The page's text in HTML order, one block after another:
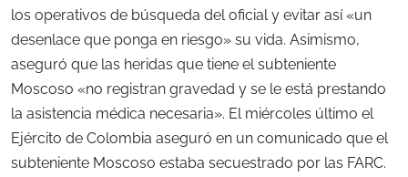
los operativos de búsqueda del oficial y evitar así «un
desenlace que ponga en riesgo» su vida. Asimismo,
aseguró que las heridas que tiene el subteniente
Moscoso «no registran gravedad y se le está prestando
la asistencia médica necesaria». El miércoles último el
Ejército de Colombia aseguró en un comunicado que el
subteniente Moscoso estaba secuestrado por las FARC.